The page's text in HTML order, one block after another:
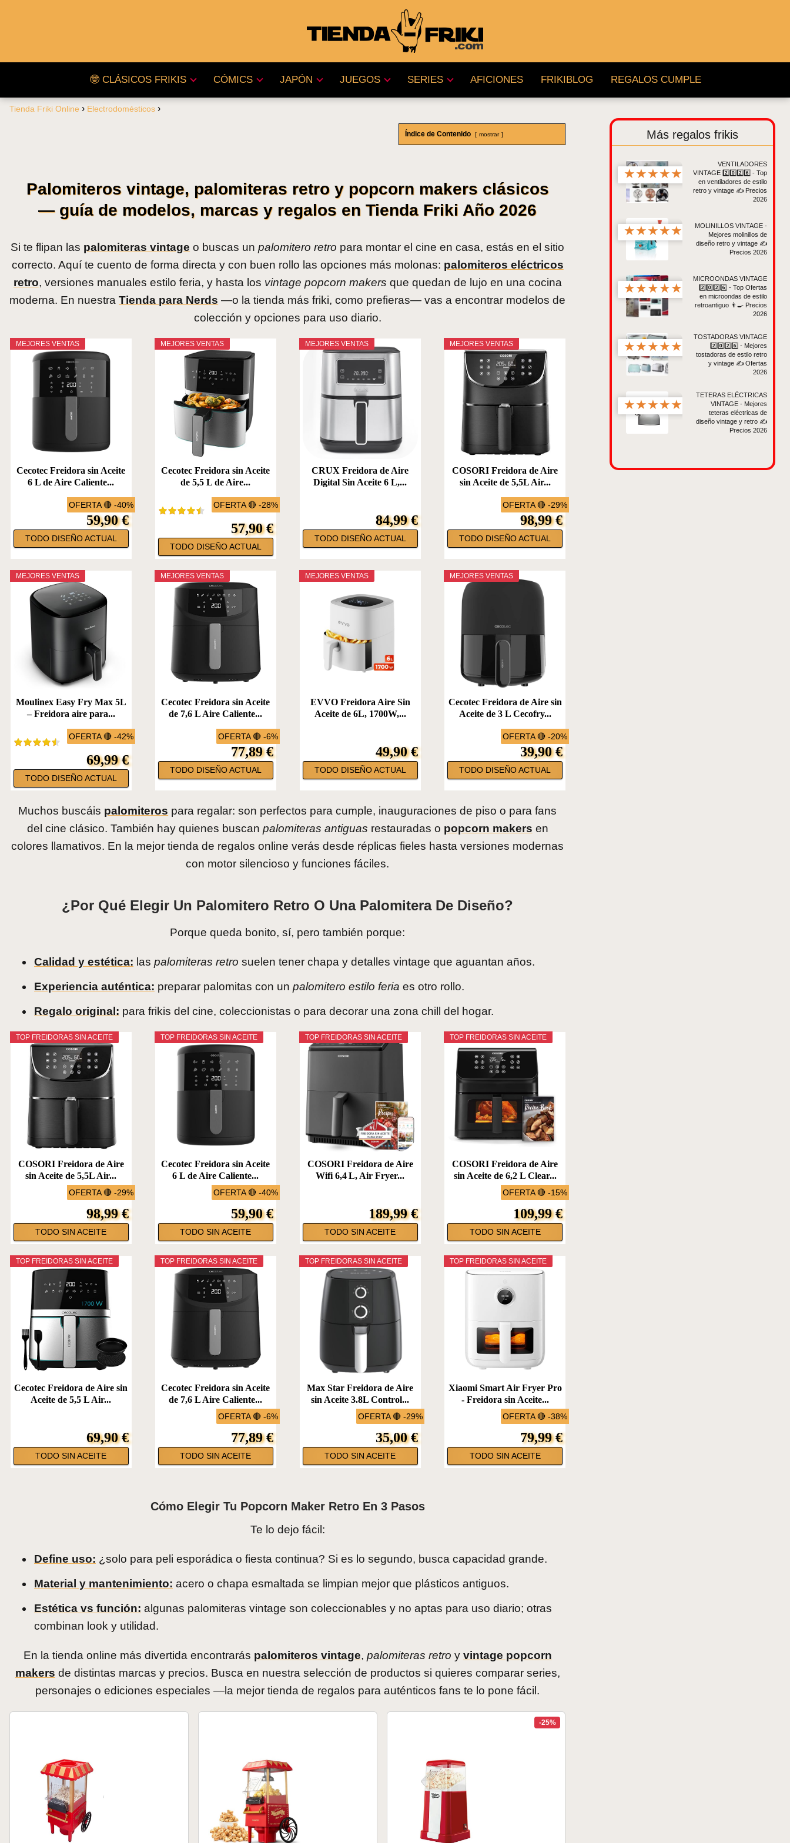
🤓 CLÁSICOS FRIKIS CÓMICS JAPÓN JUEGOS SERIES AFICIONES FRIKIBLOG REGALOS CUMPLE
Tienda Friki Online Electrodomésticos
Índice de Contenido mostrar
Palomiteros vintage, palomiteras retro y popcorn makers clásicos
— guía de modelos, marcas y regalos en Tienda Friki Año 2026
Si te flipan las palomiteras vintage o buscas unpalomitero retro para montar el cine en casa, estás en el sitio
correcto. Aquí te cuento de forma directa y con buen rollo las opciones más molonas: palomiteros eléctricos
retro, versiones manuales estilo feria, y hasta los vintage popcorn makers que quedan de lujo en una cocina
moderna. En nuestraTienda para Nerds —o la tienda más friki, como prefieras— vas a encontrar modelos de
colección y opciones para uso diario.
OFERTA 🔴 -40%
MEJORES VENTAS
Cecotec Freidora sin Aceite
6 L de Aire Caliente...
59,90 €
TODO DISEÑO ACTUAL
OFERTA 🔴 -28%
MEJORES VENTAS
Cecotec Freidora sin Aceite
de 5,5 L de Aire...
57,90 €
TODO DISEÑO ACTUAL
MEJORES VENTAS
CRUX Freidora de Aire
Digital Sin Aceite 6 L,...
84,99 €
TODO DISEÑO ACTUAL
OFERTA 🔴 -29%
MEJORES VENTAS
COSORI Freidora de Aire
sin Aceite de 5,5L Air...
98,99 €
TODO DISEÑO ACTUAL
OFERTA 🔴 -42%
MEJORES VENTAS
Moulinex Easy Fry Max 5L
– Freidora aire para...
69,99 €
TODO DISEÑO ACTUAL
OFERTA 🔴 -6%
MEJORES VENTAS
Cecotec Freidora sin Aceite
de 7,6 L Aire Caliente...
77,89 €
TODO DISEÑO ACTUAL
MEJORES VENTAS
EVVO Freidora Aire Sin
Aceite de 6L, 1700W,...
49,90 €
TODO DISEÑO ACTUAL
OFERTA 🔴 -20%
MEJORES VENTAS
Cecotec Freidora de Aire sin
Aceite de 3 L Cecofry...
39,90 €
TODO DISEÑO ACTUAL
Muchos buscáis palomiteros para regalar: son perfectos para cumple, inauguraciones de piso o para fans
del cine clásico. También hay quienes buscan palomiteras antiguas restauradas o popcorn makers en
colores llamativos. En la mejor tienda de regalos online verás desde réplicas fieles hasta versiones modernas
con motor silencioso y funciones fáciles.
¿Por Qué Elegir Un Palomitero Retro O Una Palomitera De Diseño?
Porque queda bonito, sí, pero también porque:
Calidad y estética: las palomiteras retro suelen tener chapa y detalles vintage que aguantan años.
Experiencia auténtica: preparar palomitas con un palomitero estilo feria es otro rollo.
Regalo original: para frikis del cine, coleccionistas o para decorar una zona chill del hogar.
OFERTA 🔴 -29%
TOP FREIDORAS SIN ACEITE
COSORI Freidora de Aire
sin Aceite de 5,5L Air...
98,99 €
TODO SIN ACEITE
OFERTA 🔴 -40%
TOP FREIDORAS SIN ACEITE
Cecotec Freidora sin Aceite
6 L de Aire Caliente...
59,90 €
TODO SIN ACEITE
TOP FREIDORAS SIN ACEITE
COSORI Freidora de Aire
Wifi 6,4 L, Air Fryer...
189,99 €
TODO SIN ACEITE
OFERTA 🔴 -15%
TOP FREIDORAS SIN ACEITE
COSORI Freidora de Aire
sin Aceite de 6,2 L Clear...
109,99 €
TODO SIN ACEITE
TOP FREIDORAS SIN ACEITE
Cecotec Freidora de Aire sin
Aceite de 5,5 L Air...
69,90 €
TODO SIN ACEITE
OFERTA 🔴 -6%
TOP FREIDORAS SIN ACEITE
Cecotec Freidora sin Aceite
de 7,6 L Aire Caliente...
77,89 €
TODO SIN ACEITE
OFERTA 🔴 -29%
TOP FREIDORAS SIN ACEITE
Max Star Freidora de Aire
sin Aceite 3.8L Control...
35,00 €
TODO SIN ACEITE
OFERTA 🔴 -38%
TOP FREIDORAS SIN ACEITE
Xiaomi Smart Air Fryer Pro
- Freidora sin Aceite...
79,99 €
TODO SIN ACEITE
Cómo Elegir Tu Popcorn Maker Retro En 3 Pasos
Te lo dejo fácil:
Define uso: ¿solo para peli esporádica o fiesta continua? Si es lo segundo, busca capacidad grande.
Material y mantenimiento: acero o chapa esmaltada se limpian mejor que plásticos antiguos.
Estética vs función: algunas palomiteras vintage son coleccionables y no aptas para uso diario; otras
combinan look y utilidad.
En la tienda online más divertida encontrarás palomiteros vintage, palomiteras retro y vintage popcorn
makers de distintas marcas y precios. Busca en nuestra selección de productos si quieres comparar series,
personajes o ediciones especiales —la mejor tienda de regalos para auténticos fans te lo pone fácil.
-25%
Más regalos frikis
★★★★★
VENTILADORES
VINTAGE 2️⃣0️⃣2️⃣6️⃣ - Top
en ventiladores de estilo
retro y vintage ✍ Precios
2026
★★★★★
MOLINILLOS VINTAGE -
Mejores molinillos de
diseño retro y vintage ✍
Precios 2026
★★★★★
MICROONDAS VINTAGE
2️⃣0️⃣2️⃣6️⃣ - Top Ofertas
en microondas de estilo
retroantiguo 👨🍳 Precios
2026
★★★★★
TOSTADORAS VINTAGE
2️⃣0️⃣2️⃣6️⃣ - Mejores
tostadoras de estilo retro
y vintage ✍ Ofertas
2026
★★★★★
TETERAS ELÉCTRICAS
VINTAGE - Mejores
teteras eléctricas de
diseño vintage y retro ✍
Precios 2026